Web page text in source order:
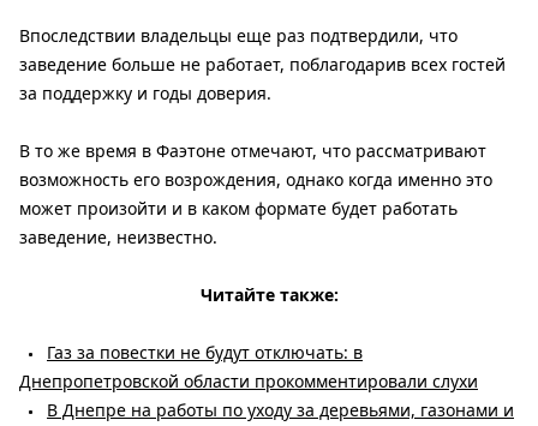
Впоследствии владельцы еще раз подтвердили, что
заведение больше не работает, поблагодарив всех гостей
за поддержку и годы доверия.
В то же время в Фаэтоне отмечают, что рассматривают
возможность его возрождения, однако когда именно это
может произойти и в каком формате будет работать
заведение, неизвестно.
Читайте также:
Газ за повестки не будут отключать: в
Днепропетровской области прокомментировали слухи
В Днепре на работы по уходу за деревьями, газонами и